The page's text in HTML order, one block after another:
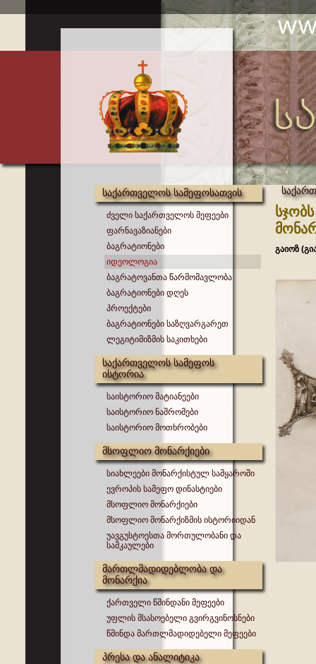
საქართველოს სამეფოსათვის
ძველი საქართველოს მეფეები
ფარნავაზიანები
ბაგრატიონები
იდეოლოგია
ბაგრატოვანთა წარმომავლობა
ბაგრატიონები დღეს
პროექტები
ბაგრატიონები საზღვარგარეთ
ლეგიტიმიზმის საკითხები
საქართველოს სამეფოს
ისტორია
საისტორიო მატიანეები
საისტორიო ნაშრომები
საისტორიო მოთხრობები
მსოფლიო მონარქიები
სიახლეები მონარქისტულ სამყაროში
ევროპის სამეფო დინასტიები
მსოფლიო მონარქიები
მსოფლიო მონარქიზმის ისტორიიდან
უავგუსტოესთა მორთულობანი და
სამკაულები
მართლმადიდებლობა და
მონარქია
ქართველი წმინდანი მეფეები
უფლის მსასოებელი გვირგვინოსნები
წმინდა მართლმადიდებელი მეფეები
პრესა და ანალიტიკა
გაიოზ